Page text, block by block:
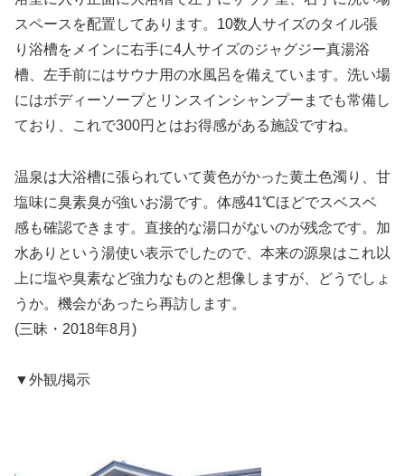
スペースを配置してあります。10数人サイズのタイル張
り浴槽をメインに右手に4人サイズのジャグジー真湯浴
槽、左手前にはサウナ用の水風呂を備えています。洗い場
にはボディーソープとリンスインシャンプーまでも常備し
ており、これで300円とはお得感がある施設ですね。
温泉は大浴槽に張られていて黄色がかった黄土色濁り、甘
塩味に臭素臭が強いお湯です。体感41℃ほどでスベスベ
感も確認できます。直接的な湯口がないのが残念です。加
水ありという湯使い表示でしたので、本来の源泉はこれ以
上に塩や臭素など強力なものと想像しますが、どうでしょ
うか。機会があったら再訪します。
(三昧・2018年8月)
▼外観/掲示